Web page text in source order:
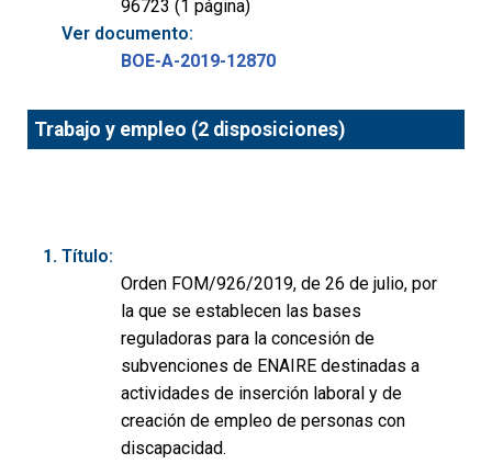
96723 (1 página)
Ver documento:
BOE-A-2019-12870
Trabajo y empleo (2 disposiciones)
Título:
Orden FOM/926/2019, de 26 de julio, por
la que se establecen las bases
reguladoras para la concesión de
subvenciones de ENAIRE destinadas a
actividades de inserción laboral y de
creación de empleo de personas con
discapacidad.